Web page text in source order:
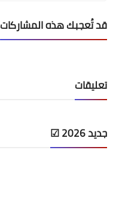
قد تُعجبك هذه المشاركات
تعليقات
جديد 2026 ☑